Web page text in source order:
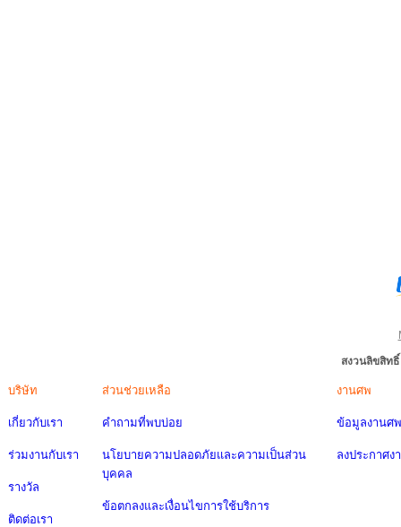
สงวนลิขสิท
บริษัท
เกี่ยวกับเรา
ร่วมงานกับเรา
รางวัล
ติดต่อเรา
ส่วนช่วยเหลือ
คำถามที่พบบ่อย
นโยบายความปลอดภัยและความเป็นส่วน
บุคคล
ข้อตกลงและเงื่อนไขการใช้บริการ
งานศพ
ข้อมูลงานศพ
ลงประกาศง